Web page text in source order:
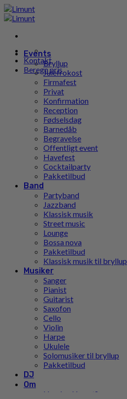
Gå
til
Events
Bryllup
Julefrokost
Firmafest
Privat
Konfirmation
Reception
Fødselsdag
Barnedåb
Begravelse
Offentligt event
Havefest
Cocktailparty
Pakketilbud
Band
Partyband
Jazzband
Klassisk musik
Street music
Lounge
Bossa nova
Pakketilbud
Klassisk musik til bryllup
Musiker
Sanger
Pianist
Guitarist
Saxofon
Cello
Violin
Harpe
Ukulele
Solomusiker til bryllup
Pakketilbud
DJ
Om
Hvad er Limunt?
Kontakt
Beregn pris